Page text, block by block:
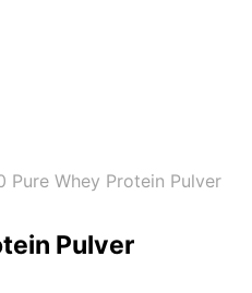
Pure Whey Protein Pulver
Pulver